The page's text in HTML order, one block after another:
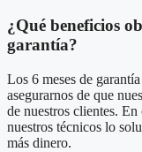
¿Qué beneficios
garantía?
Los 6 meses de
asegurarnos de que
de nuestros clientes. En
nuestros técnicos lo
más dinero.